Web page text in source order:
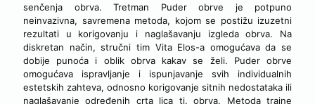
senčenja obrva. Tretman Puder obrve je potpuno
neinvazivna, savremena metoda, kojom se postižu izuzetni
rezultati u korigovanju i naglašavanju izgleda obrva. Na
diskretan način, stručni tim Vita Elos-a omogućava da se
dobije punoća i oblik obrva kakav se želi. Puder obrve
omogućava ispravljanje i ispunjavanje svih individualnih
estetskih zahteva, odnosno korigovanje sitnih nedostataka ili
naglašavanje određenih crta lica tj. obrva. Metoda trajne